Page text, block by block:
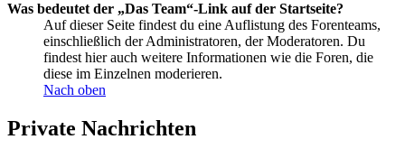
Was bedeutet der „Das Team“-Link auf der Startseite?
Auf dieser Seite findest du eine Auflistung des Forenteams,
einschließlich der Administratoren, der Moderatoren. Du
findest hier auch weitere Informationen wie die Foren, die
diese im Einzelnen moderieren.
Nach oben
Private Nachrichten